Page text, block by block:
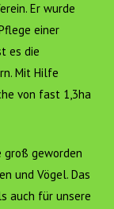
Er wurde
einer
es die
Mit Hilfe
von fast 1,3ha
groß geworden
und Vögel. Das
auch für unsere